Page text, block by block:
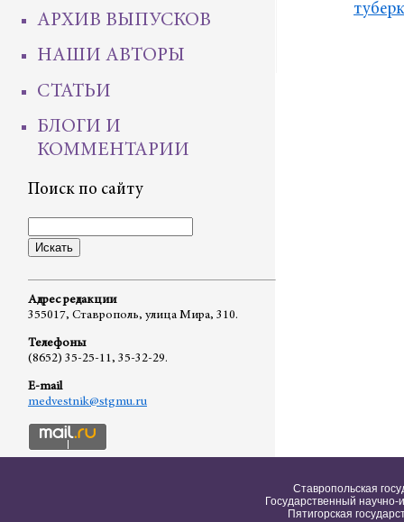
АРХИВ ВЫПУСКОВ
НАШИ АВТОРЫ
СТАТЬИ
БЛОГИ И
КОММЕНТАРИИ
Поиск по сайту
Адрес редакции
355017, Ставрополь, улица Мира, 310.
Телефоны
(8652) 35-25-11, 35-32-29.
E-mail
medvestnik@stgmu.ru
Ставропольская
Государственный научно-
Пятигорская